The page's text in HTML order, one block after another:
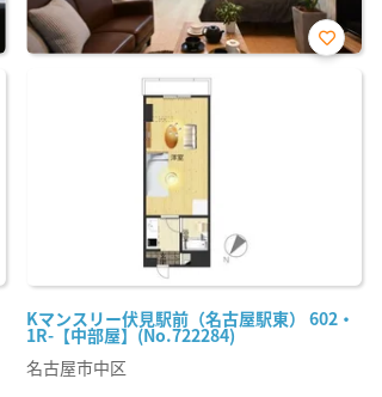
Kマンスリー伏見駅前（名古屋駅東） 602・
1R-【中部屋】(No.722284)
お気
名古屋市中区